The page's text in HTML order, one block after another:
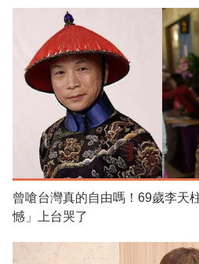
曾嗆台灣真的自由嗎！69歲李天
憾」上台哭了